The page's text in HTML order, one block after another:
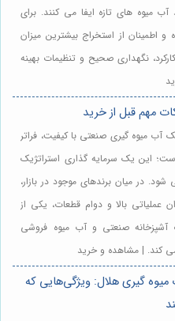
میوه های تازه ایفا می کنند. برای
و اطمینان از استخراج بیشترین میزان
نگهداری صحیح و تنظیمات بهینه
مهم قبل از خرید
آب میوه گیری صنعتی با کیفیت، فراتر
این یک سرمایه گذاری استراتژیک
در میان برندهای موجود در بازار،
عملیاتی بالا و دوام قطعات، یکی از
آشپزخانه صنعتی و آب میوه فروشی
کند. | مشاهده و خرید
گیری هلال: ویژگی‌هایی که